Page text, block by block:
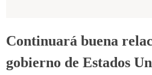
Continuará buena
gobierno de Estados